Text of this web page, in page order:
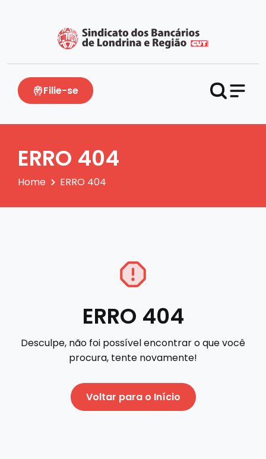
Filie-se
ERRO 404
Home ERRO 404
ERRO 404
Desculpe, não foi possível encontrar o que você
procura, tente novamente!
Voltar para o Início